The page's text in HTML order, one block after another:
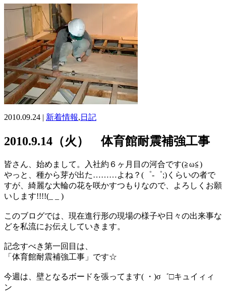
2010.09.24 | 新着情報, 日記
2010.9.14（火） 体育館耐震補強工事
皆さん、始めまして。入社約６ヶ月目の河合です(≧ω≦)ゝ
やっと、種から芽が出た………よね？(゜-゜;)くらいの者で
すが、綺麗な大輪の花を咲かすつもりなので、よろしくお願
いします!!!!(_ _ )
このブログでは、現在進行形の現場の様子や日々の出来事な
どを私流にお伝えしていきます。
記念すべき第一回目は、
「体育館耐震補強工事」です☆
今週は、壁となるボードを張ってます( ・)σ゛□キュイィィ
ン